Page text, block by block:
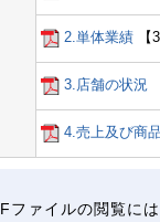
2.単体業績
3.店舗の状況
4.売上及び商
ファイルの閲覧に